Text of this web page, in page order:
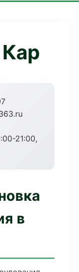
21:00,
в